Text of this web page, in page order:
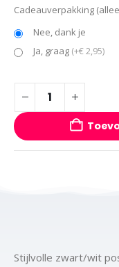
Cadeauverpakking
Nee, dank je
Ja, graag (+€ 2,95)
Stijlvolle zwart/wit